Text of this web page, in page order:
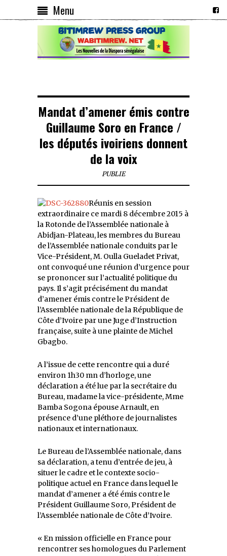
Menu
Mandat d’amener émis contre
Guillaume Soro en France /
les députés ivoiriens donnent
de la voix
PUBLIE
Réunis en session
extraordinaire ce mardi 8 décembre 2015 à
la Rotonde de l’Assemblée nationale à
Abidjan-Plateau, les membres du Bureau
de l’Assemblée nationale conduits par le
Vice-Président, M. Oulla Gueladet Privat,
ont convoqué une réunion d’urgence pour
se prononcer sur l’actualité politique du
pays. Il s’agit précisément du mandat
d’amener émis contre le Président de
l’Assemblée nationale de la République de
Côte d’Ivoire par une Juge d’Instruction
française, suite à une plainte de Michel
Gbagbo.
A l’issue de cette rencontre qui a duré
environ 1h30 mn d’horloge, une
déclaration a été lue par la secrétaire du
Bureau, madame la vice-présidente, Mme
Bamba Sogona épouse Arnault, en
présence d’une pléthore de journalistes
nationaux et internationaux.
Le Bureau de l’Assemblée nationale, dans
sa déclaration, a tenu d’entrée de jeu, à
situer le cadre et le contexte socio-
politique actuel en France dans lequel le
mandat d’amener a été émis contre le
Président Guillaume Soro, Président de
l’Assemblée nationale de Côte d’Ivoire.
« En mission officielle en France pour
rencontrer ses homologues du Parlement